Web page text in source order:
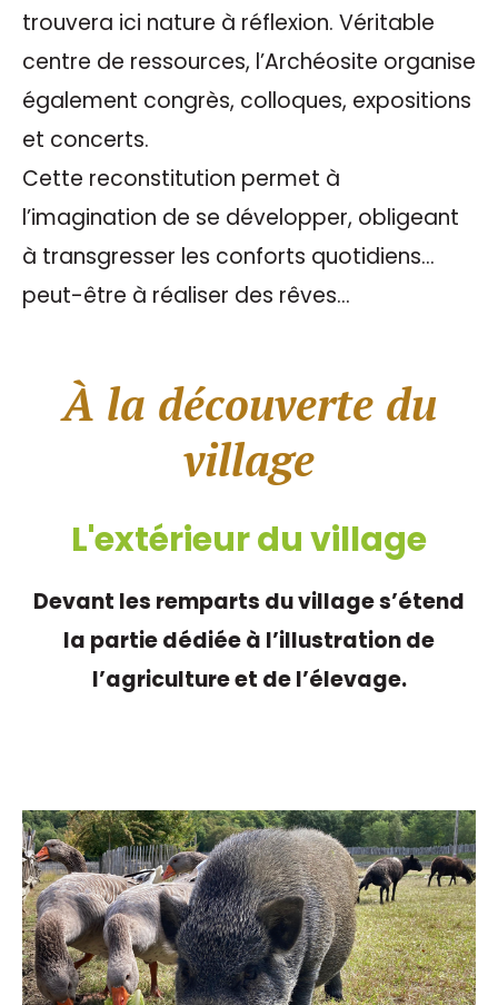
trouvera ici nature à réflexion. Véritable
centre de ressources, l’Archéosite organise
également congrès, colloques, expositions
et concerts.
Cette reconstitution permet à
l’imagination de se développer, obligeant
à transgresser les conforts quotidiens…
peut-être à réaliser des rêves…
À la découverte du
village
L'extérieur du village
Devant les remparts du village s’étend
la partie dédiée à l’illustration de
l’agriculture et de l’élevage.